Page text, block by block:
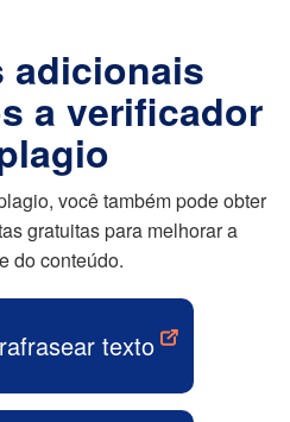
adicionais
a verificador
você também pode obter
gratuitas para melhorar a
do conteúdo.
texto